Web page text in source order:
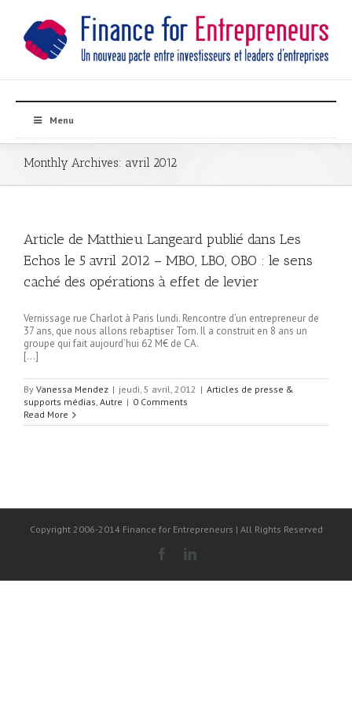
Menu
Monthly Archives: avril 2012
Article de Matthieu Langeard publié dans Les
Echos le 5 avril 2012 – MBO, LBO, OBO : le sens
caché des opérations à effet de levier
Vernissage rue Charlot à Paris lundi. Rencontre d’un entrepreneur de
37 ans, que nous allons rebaptiser Tom. Il a construit en 8 ans un
groupe qui fait aujourd’hui 62 M€ de CA.
[…]
By Vanessa Mendez | jeudi, 5 avril, 2012 | Articles de presse &
supports médias, Autre | 0 Comments
Read More
Copyright 2006-2014 Finance for Entrepreneurs | All Rights Reserved